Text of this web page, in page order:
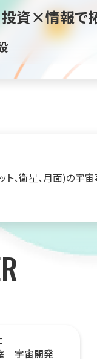
資×情報で
ト、衛星、月面)の宇
宇宙開発